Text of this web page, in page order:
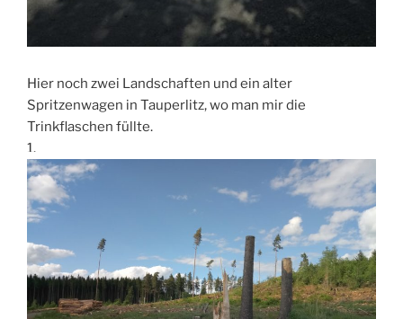
Hier noch zwei Landschaften und ein alter
Spritzenwagen in Tauperlitz, wo man mir die
Trinkflaschen füllte.
1.